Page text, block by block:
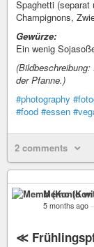
Spaghetti (separat
Champignons,
Gewürze:
Ein wenig
der Pfanne.)
#photography
#food #essen
2 comments
Memo
5 months ago –
≪